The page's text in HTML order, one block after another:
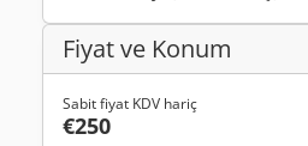
Fiyat ve Konum
Sabit fiyat KDV hariç
€250